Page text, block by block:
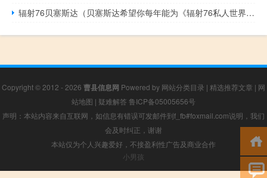
辐射76贝塞斯达（贝塞斯达希望你每年能为《辐射76私人世界》支付100美元）
Copyright © 2012 - 2026 曹县信息网 Powered by 网站分类目录 | 精选推荐文章 | 网
站地图 | 疑难解答 鲁ICP备05005656号
声明：本站内容来自互联网，如信息有错误可发邮件到f_fb#foxmail.com说明，我们
会及时纠正，谢谢
本站仅为个人兴趣爱好，不接盈利性广告及商业合作
小男孩